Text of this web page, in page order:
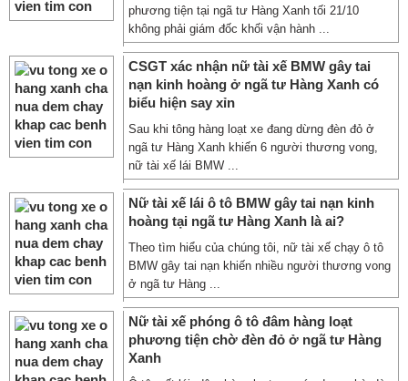
phương tiện tại ngã tư Hàng Xanh tối 21/10
không phải giám đốc khối vận hành ...
CSGT xác nhận nữ tài xế BMW gây tai
nạn kinh hoàng ở ngã tư Hàng Xanh có
biểu hiện say xỉn
Sau khi tông hàng loạt xe đang dừng đèn đỏ ở
ngã tư Hàng Xanh khiến 6 người thương vong,
nữ tài xế lái BMW ...
Nữ tài xế lái ô tô BMW gây tai nạn kinh
hoàng tại ngã tư Hàng Xanh là ai?
Theo tìm hiểu của chúng tôi, nữ tài xế chạy ô tô
BMW gây tai nạn khiến nhiều người thương vong
ở ngã tư Hàng ...
Nữ tài xế phóng ô tô đâm hàng loạt
phương tiện chờ đèn đỏ ở ngã tư Hàng
Xanh